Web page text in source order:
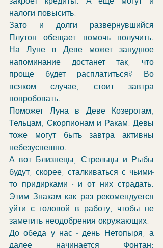
налоги повысить.
Зато и долги развернувшийся
Плутон обещает помочь получить.
На Луне в Деве может занудное
напоминание достанет так, что
проще будет расплатиться? Во
всяком случае, стоит завтра
попробовать.
Поможет Луна в Деве Козерогам,
Тельцам, Скорпионам и Ракам. Девы
тоже могут быть завтра активны
небезуспешно.
А вот Близнецы, Стрельцы и Рыбы
будут, скорее, сталкиваться с чьими-
то придирками - и от них страдать.
Этим Знакам как раз рекомендуется
уйти с головой в работу, чтобы не
заметить неодобрения окружающих.
До обеда у нас - день Нетопыря, а
далее начинается Фонтан: